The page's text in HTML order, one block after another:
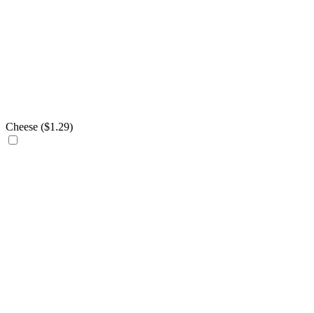
Cheese ($1.29)